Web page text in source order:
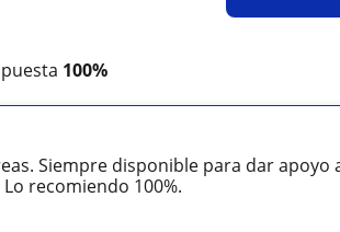
100%
Siempre disponible para dar apoyo
recomiendo 100%.